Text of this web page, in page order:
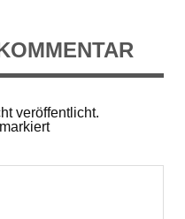
veröffentlicht.
markiert